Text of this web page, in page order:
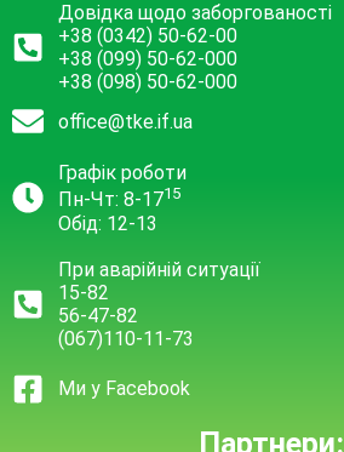
Довідка щодо заборгованості
+38 (0342) 50-62-00
+38 (099) 50-62-000
+38 (098) 50-62-000
office@tke.if.ua
Графік роботи
Пн-Чт: 8-1715
Обід: 12-13
При аварійній ситуації
15-82
56-47-82
(067)110-11-73
Ми у Facebook
Партнери: